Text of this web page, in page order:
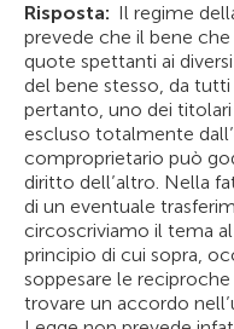
Risposta: Il regime
prevede che il bene
quote spettanti ai
del bene stesso, da
pertanto, uno dei
escluso totalmente
comproprietario può
diritto dell’altro. Nella
di un eventuale
circoscriviamo il tema
principio di cui sopra,
soppesare le
trovare un accordo